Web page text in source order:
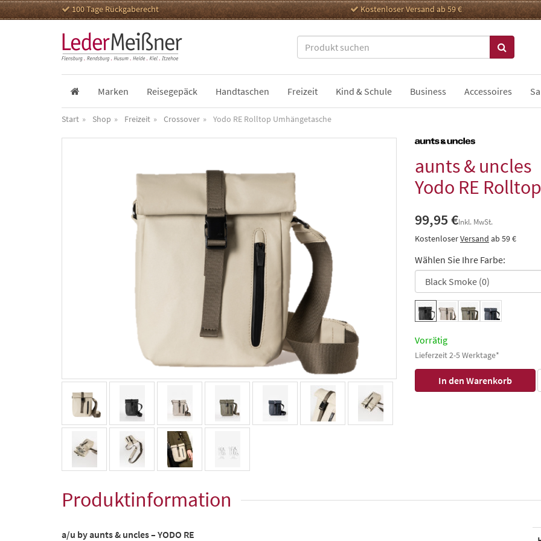
100 Tage Rückgaberecht Kostenloser Versand ab 59 €
Marken Reisegepäck Handtaschen Freizeit Kind & Schule Business Accessoires
Start Shop Freizeit Crossover Yodo RE Rolltop Umhängetasche
aunts & uncles
Yodo RE
99,95 €Inkl. MwSt.
KostenloserVersand ab 59 €
Wählen Sie Ihre Farbe:
Vorrätig
Lieferzeit 2-5 Werktage*
Produktinformation
a/u by aunts & uncles – YODO RE